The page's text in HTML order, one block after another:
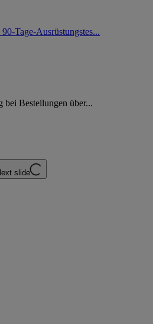
Tage-Ausrüstungstes...
bei Bestellungen über...
slide